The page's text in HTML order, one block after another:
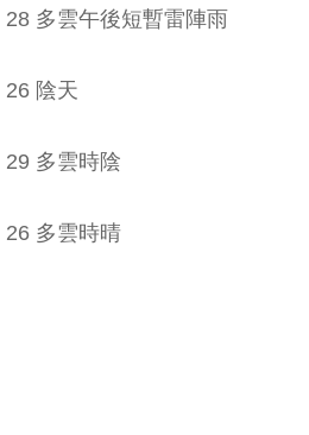
多雲午後短暫雷陣雨
陰天
多雲時陰
多雲時晴